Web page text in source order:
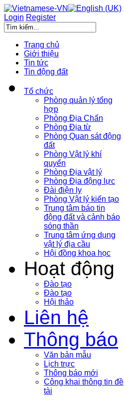
Login Register
Trang chủ
Giới thiệu
Tin tức
Tin động đất
Tổ chức
Phòng quản lý tổng
hợp
Phòng Địa Chấn
Phòng Địa từ
Phòng Quan sát động
đất
Phòng Vật lý khí
quyển
Phòng Địa vật lý
Phòng Địa động lực
Đài điện ly
Phòng Vật lý kiến tạo
Trung tâm báo tin
động đất và cảnh báo
sóng thần
Trung tâm ứng dụng
vật lý địa cầu
Hội đồng khoa học
Hoạt động
Đào tạo
Đào tạo
Hội thảo
Liên hệ
Thông báo
Văn bản mẫu
Lịch trực
Thông báo mới
Công khai thông tin đề
tài